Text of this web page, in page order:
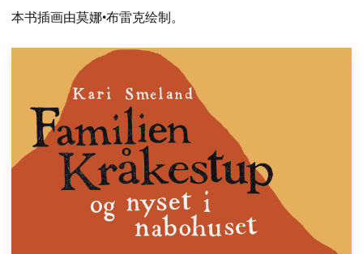
​本书插画由莫娜•布雷克绘制。​​